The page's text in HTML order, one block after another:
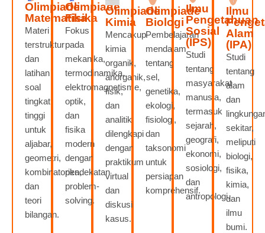
Olimpiade
Matematika
Materi
terstruktur
dan
latihan
soal
tingkat
tinggi
untuk
aljabar,
geometri,
kombinatorika,
dan
teori
bilangan.
Olimpiade
Fisika
Fokus
pada
mekanika,
termodinamika,
elektromagnetisme,
optik,
dan
fisika
modern
dengan
pendekatan
problem-
solving.
Olimpiade
Kimia
Mencakup
kimia
organik,
anorganik,
fisik,
dan
analitik,
dilengkapi
dengan
praktikum
virtual
dan
diskusi
kasus.
Olimpiade
Biologi
Pembelajaran
mendalam
tentang
sel,
genetika,
ekologi,
fisiologi,
dan
taksonomi
untuk
persiapan
komprehensif.
Ilmu
Pengetahuan
Sosial
(IPS)
Studi
tentang
masyarakat
manusia,
termasuk
sejarah,
geografi,
ekonomi,
sosiologi,
dan
antropologi.
Ilmu
Alam
(IPA)
Studi
tentang
alam
dan
sekitar,
meliputi
biologi,
fisika,
kimia,
dan
ilmu
bumi.